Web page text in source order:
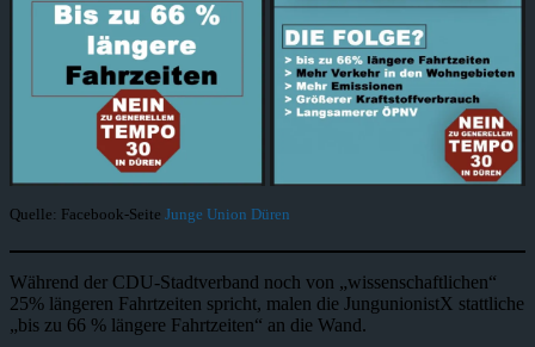
Quelle: Facebook-Seite Junge Union Düren
Während der CDU-Stadtverband noch von „wissenschaftlichen“
25% längeren Fahrtzeiten spricht, malen die JungunionistX stattliche
„bis zu 66 % längere Fahrtzeiten“ an die Wand.